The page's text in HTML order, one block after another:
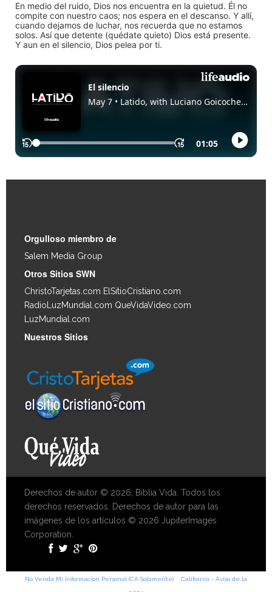
En medio del ruido, Dios nos encuentra en la quietud. Él no
compite con nuestro caos; nos espera en el descanso. Y allí,
cuando dejamos de luchar, nos recuerda que no estamos
solos. Así que detente (quédate quieto) Dios está presente.
Y aun en el silencio, Dios pelea por ti.
Orgulloso miembro de
Salem Media Group
Otros Sitios SWN
ChristoTarjetas.com ElSitioCristiano.com
RadioLuzMundial.com QueVidaVideo.com
LuzMundial.com
Nuestros Sitios
Derechos de autor © 2026, Biblia Vida. Todos los
derechos reservados. Derechos de autor para las
imágenes de los artículos © 2026 JupiterImages
Corporation.
No Venda Mi Información Personal (CA Solamente) California - Aviso de la